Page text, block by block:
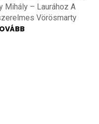
Mihály – Laurához A
Vörösmarty